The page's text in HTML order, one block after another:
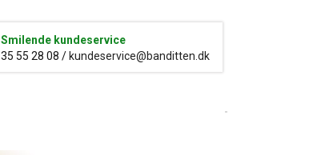
Smilende kundeservice
35 55 28 08 / kundeservice@banditten.dk